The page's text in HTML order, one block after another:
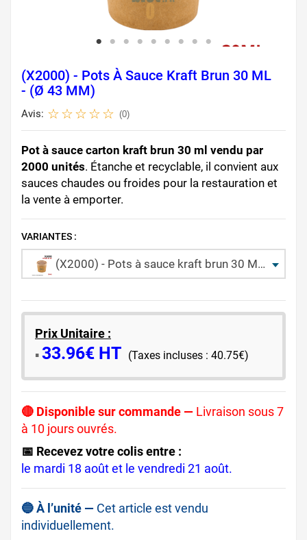
(X2000) - Pots À Sauce Kraft Brun 30 ML
- (Ø 43 MM)
Avis: (0)
Pot à sauce carton kraft brun 30 ml vendu par
2000 unités. Étanche et recyclable, il convient aux
sauces chaudes ou froides pour la restauration et
la vente à emporter.
VARIANTES :
(X2000) - Pots à sauce kraft brun 30 ML - (Ø 43 MM)
Prix Unitaire :
​▪️​33.96€ HT (Taxes incluses : 40.75€)
🔴 Disponible sur commande — Livraison sous 7
à 10 jours ouvrés.
📅 Recevez votre colis entre :
le mardi 18 août et le vendredi 21 août.
🔵 À l’unité — Cet article est vendu
individuellement.